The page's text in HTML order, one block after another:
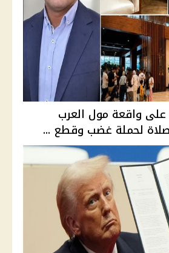
واقعة مول العرب
لحملة غضب وقطع ...